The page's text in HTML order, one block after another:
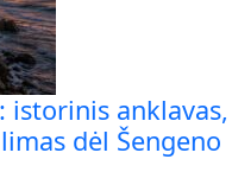
istorinis anklavas,
dėl Šengeno